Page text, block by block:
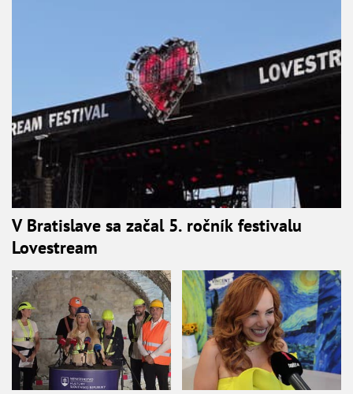
V Bratislave sa začal 5. ročník festivalu
Lovestream